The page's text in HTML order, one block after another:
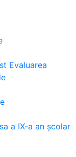
Evaluarea
a IX-a an școlar